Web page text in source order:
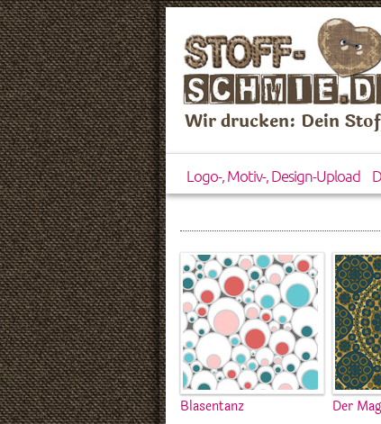
Wir drucken: Dein
Logo-, Motiv-, Design-Upload
Blasentanz Der